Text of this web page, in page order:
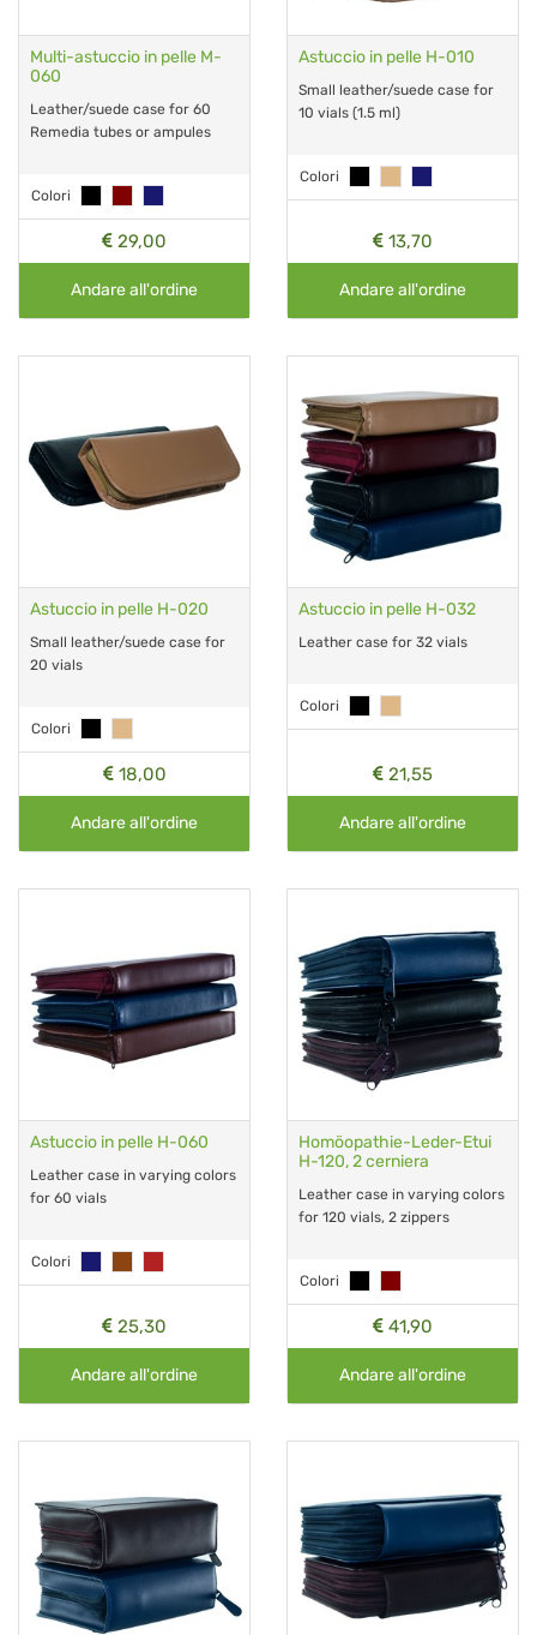
Multi-astuccio in pelle M-
060
Leather/suede case for 60
Remedia tubes or ampules
Colori
29,00
Andare all'ordine
Astuccio in pelle H-010
Small leather/suede case for
10 vials (1.5 ml)
Colori
13,70
Andare all'ordine
Astuccio in pelle H-020
Small leather/suede case for
20 vials
Colori
18,00
Andare all'ordine
Astuccio in pelle H-032
Leather case for 32 vials
Colori
21,55
Andare all'ordine
Astuccio in pelle H-060
Leather case in varying colors
for 60 vials
Colori
25,30
Andare all'ordine
Homöopathie-Leder-Etui
H-120, 2 cerniera
Leather case in varying colors
for 120 vials, 2 zippers
Colori
41,90
Andare all'ordine